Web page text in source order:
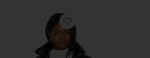
Favorite FREESTYLE ボンバー